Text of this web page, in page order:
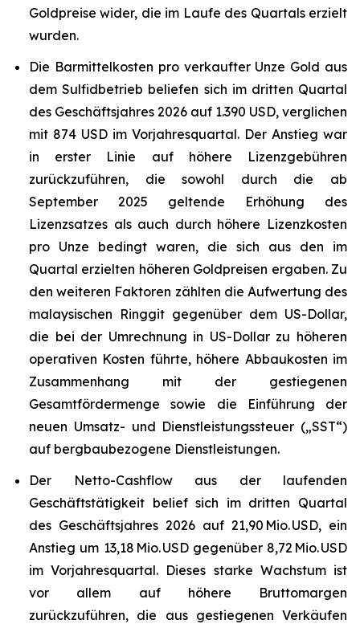
Goldpreise wider, die im Laufe des Quartals erzielt
wurden.
Die Barmittelkosten pro verkaufter Unze Gold aus
dem Sulfidbetrieb beliefen sich im dritten Quartal
des Geschäftsjahres 2026 auf 1.390 USD, verglichen
mit 874 USD im Vorjahresquartal. Der Anstieg war
in erster Linie auf höhere Lizenzgebühren
zurückzuführen, die sowohl durch die ab
September 2025 geltende Erhöhung des
Lizenzsatzes als auch durch höhere Lizenzkosten
pro Unze bedingt waren, die sich aus den im
Quartal erzielten höheren Goldpreisen ergaben. Zu
den weiteren Faktoren zählten die Aufwertung des
malaysischen Ringgit gegenüber dem US-Dollar,
die bei der Umrechnung in US-Dollar zu höheren
operativen Kosten führte, höhere Abbaukosten im
Zusammenhang mit der gestiegenen
Gesamtfördermenge sowie die Einführung der
neuen Umsatz- und Dienstleistungssteuer („SST“)
auf bergbaubezogene Dienstleistungen.
Der Netto-Cashflow aus der laufenden
Geschäftstätigkeit belief sich im dritten Quartal
des Geschäftsjahres 2026 auf 21,90 Mio. USD, ein
Anstieg um 13,18 Mio. USD gegenüber 8,72 Mio. USD
im Vorjahresquartal. Dieses starke Wachstum ist
vor allem auf höhere Bruttomargen
zurückzuführen, die aus gestiegenen Verkäufen